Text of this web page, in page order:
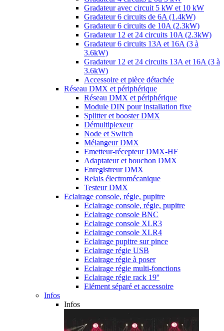
Gradateur avec circuit 5 kW et 10 kW
Gradateur 6 circuits de 6A (1.4kW)
Gradateur 6 circuits de 10A (2.3kW)
Gradateur 12 et 24 circuits 10A (2.3kW)
Gradateur 6 circuits 13A et 16A (3 à
3.6kW)
Gradateur 12 et 24 circuits 13A et 16A (3 à
3.6kW)
Accessoire et pièce détachée
Réseau DMX et périphérique
Réseau DMX et périphérique
Module DIN pour installation fixe
Splitter et booster DMX
Démultiplexeur
Node et Switch
Mélangeur DMX
Emetteur-récepteur DMX-HF
Adaptateur et bouchon DMX
Enregistreur DMX
Relais électromécanique
Testeur DMX
Eclairage console, régie, pupitre
Eclairage console, régie, pupitre
Eclairage console BNC
Eclairage console XLR3
Eclairage console XLR4
Eclairage pupitre sur pince
Eclairage régie USB
Eclairage régie à poser
Eclairage régie multi-fonctions
Eclairage régie rack 19''
Elément séparé et accessoire
Infos
Infos